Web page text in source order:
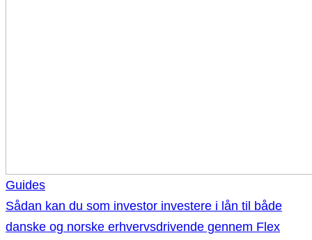
Guides
Sådan kan du som investor investere i lån til både
danske og norske erhvervsdrivende gennem Flex